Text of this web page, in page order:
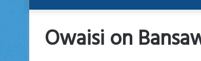
Owaisi on